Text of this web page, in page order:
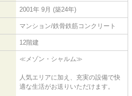
2001年 9月 (築24年)
マンション/鉄骨鉄筋コンクリート
12階建
≪メゾン・シャルム≫
人気エリアに加え、充実の設備で快
適な生活がお送りいただけます。